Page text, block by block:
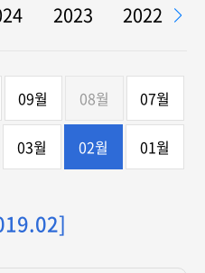
2023 2022
09월 08월 07월
03월 02월 01월